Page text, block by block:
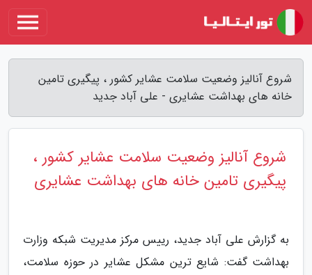
شروع آنالیز وضعیت سلامت عشایر کشور ، پیگیری تامین
خانه های بهداشت عشایری - علی آباد جدید
شروع آنالیز وضعیت سلامت عشایر کشور ،
پیگیری تامین خانه های بهداشت عشایری
به گزارش علی آباد جدید، رییس مرکز مدیریت شبکه وزارت
بهداشت گفت: شایع ترین مشکل عشایر در حوزه سلامت،